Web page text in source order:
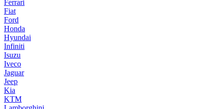
Ferrari
Fiat
Ford
Honda
Hyundai
Infiniti
Isuzu
Iveco
Jaguar
Jeep
Kia
KTM